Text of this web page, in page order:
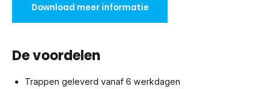
Download meer informatie
De voordelen
Trappen geleverd vanaf 6 werkdagen